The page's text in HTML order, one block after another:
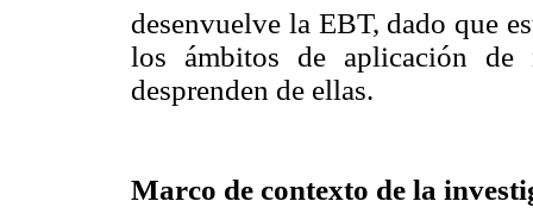
desenvuelve la EBT, dado que
los ámbitos de aplicación de
desprenden de ellas.
Marco de contexto de la